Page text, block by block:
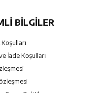
BILGILER
İade Koşulları